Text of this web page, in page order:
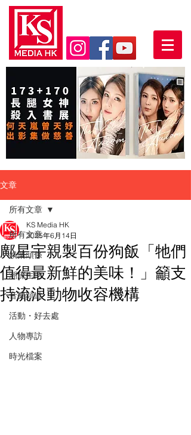
文章
所有文章
娛樂頭條
潮流生活
音樂頻道
活動・好去處
人物專訪
時光檔案
所有文章
鄺星宇親製百份狗飯「牠們
值得最新鮮的美味！」籲支
持流浪動物收容機構
KS Media HK
2025年6月14日